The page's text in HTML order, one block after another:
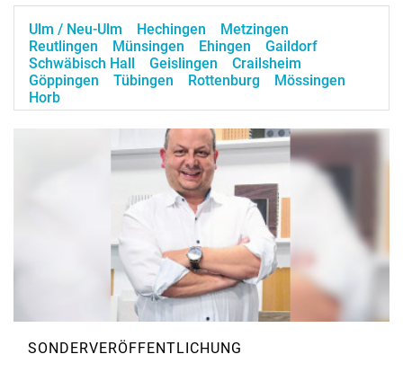
Ulm / Neu-Ulm Hechingen
Metzingen
Reutlingen
Münsingen Ehingen
Gaildorf
Schwäbisch Hall
Geislingen
Crailsheim
Göppingen
Tübingen Rottenburg
Mössingen
Horb